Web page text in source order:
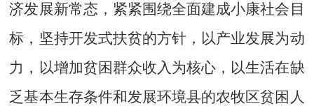
济发展新常态，紧紧围绕全面建成小康社会目
标，坚持开发式扶贫的方针，以产业发展为动
力，以增加贫困群众收入为核心，以生活在缺
乏基本生存条件和发展环境县的农牧区贫困人